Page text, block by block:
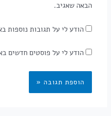
הבאה שאגיב.
הודע לי על תגובות נוספות
הודע לי על פוסטים חדשים